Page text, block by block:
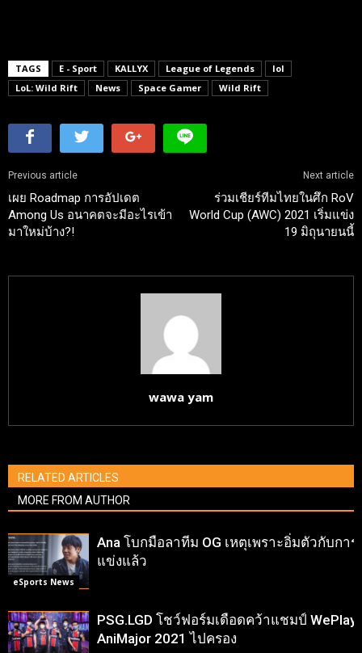
TAGS E - Sport KALLYX League of Legends
lol
LoL: Wild Rift
News Space Gamer Wild Rift
Previous article
เผย Roadmap การอัปเดต
Among Us อนาคตจะมีอะไรเข้า
มาใหม่บ้าง?!
Next article
ร่วมเชียร์ทีมไทยในศึก RoV
World Cup (AWC) 2021 เริ่มแข่ง
19 มิถุนายนนี้
wawa yam
RELATED ARTICLES
MORE FROM AUTHOR
eSports News
Ana โบกมือลาทีม OG เหตุเพราะอิ่มตัวกับการ
แข่งแล้ว
PSG.LGD โชว์ฟอร์มเดือดคว้าแชมป์ WePlay
AniMajor 2021 ไปครอง